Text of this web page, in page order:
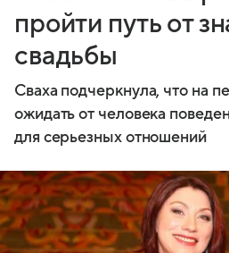
пройти путь от
свадьбы
Сваха подчеркнула, что на
ожидать от человека
для серьезных отношений